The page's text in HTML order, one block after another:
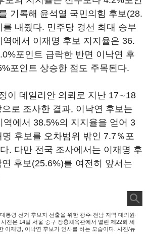
기록해 윤석열 국민의힘 후보(28.
내줬다. 민주당 경선 최대 승부
역에서 이재명 후보 지지율은 36.
포인트 급락한 반면 이낙연 후
포인트 상승한 점도 주목된다.
이 데일리안 의뢰로 지난 17∼18
로 조사한 결과, 이낙연 후보는
역에서 38.5%의 지지율을 얻어 3
후보를 오차범위 밖인 7.7％포
. 다만 전국 조사에서는 이재명 후
후보(25.6%)를 여전히 앞서는
통령 선거 후보자 선출을 위한 광주·전남 지역 대의원·
진은 14일 서울 중구 장충체육관에서 열린 제22회 세
이재명, 이낙연 후보가 인사를 하는 모습이다. 사진/뉴